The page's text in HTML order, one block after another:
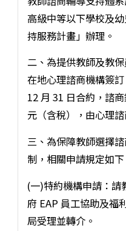
高級中等以下學校及
持服務計畫」辦理。
二、為提供教師及教
在地心理諮商機構簽
12 月 31 日合約，諮
元（含稅），由心理
三、為保障教師選擇
制，相關申請規定如下
(一)特約機構申請：請
府 EAP 員工協助及福
局受理並轉介。